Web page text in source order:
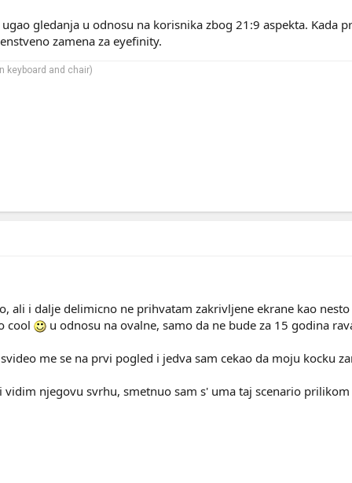
gledanja u odnosu na korisnika zbog 21:9 aspekta. Kada
zamena za eyefinity.
keyboard and chair)
ali i dalje delimicno ne prihvatam zakrivljene ekrane kao
cool
u odnosu na ovalne, samo da ne bude za 15 godina
me se na prvi pogled i jedva sam cekao da moju kocku
i vidim njegovu svrhu, smetnuo sam s' uma taj scenario